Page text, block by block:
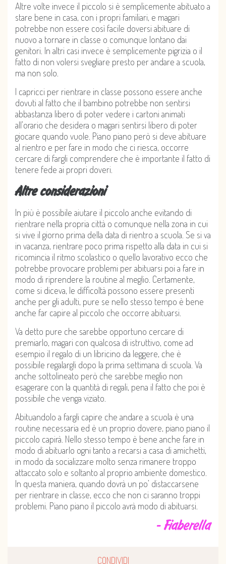
Altre volte invece il piccolo si è semplicemente abituato a
stare bene in casa, con i propri familiari, e magari
potrebbe non essere così facile doversi abituare di
nuovo a tornare in classe o comunque lontano dai
genitori. In altri casi invece è semplicemente pigrizia o il
fatto di non volersi svegliare presto per andare a scuola,
ma non solo.
I capricci per rientrare in classe possono essere anche
dovuti al fatto che il bambino potrebbe non sentirsi
abbastanza libero di poter vedere i cartoni animati
all’orario che desidera o magari sentirsi libero di poter
giocare quando vuole. Piano piano però si deve abituare
al rientro e per fare in modo che ci riesca, occorre
cercare di fargli comprendere che è importante il fatto di
tenere fede ai propri doveri.
Altre considerazioni
In più è possibile aiutare il piccolo anche evitando di
rientrare nella propria città o comunque nella zona in cui
si vive il giorno prima della data di rientro a scuola. Se si va
in vacanza, rientrare poco prima rispetto alla data in cui si
ricomincia il ritmo scolastico o quello lavorativo ecco che
potrebbe provocare problemi per abituarsi poi a fare in
modo di riprendere la routine al meglio. Certamente,
come si diceva, le difficoltà possono essere presenti
anche per gli adulti, pure se nello stesso tempo è bene
anche far capire al piccolo che occorre abituarsi.
Va detto pure che sarebbe opportuno cercare di
premiarlo, magari con qualcosa di istruttivo, come ad
esempio il regalo di un libricino da leggere, che è
possibile regalargli dopo la prima settimana di scuola. Va
anche sottolineato però che sarebbe meglio non
esagerare con la quantità di regali, pena il fatto che poi è
possibile che venga viziato.
Abituandolo a fargli capire che andare a scuola è una
routine necessaria ed è un proprio dovere, piano piano il
piccolo capirà. Nello stesso tempo è bene anche fare in
modo di abituarlo ogni tanto a recarsi a casa di amichetti,
in modo da socializzare molto senza rimanere troppo
attaccato solo e soltanto al proprio ambiente domestico.
In questa maniera, quando dovrà un po’ distaccarsene
per rientrare in classe, ecco che non ci saranno troppi
problemi. Piano piano il piccolo avrà modo di abituarsi.
- Fiaberella
CONDIVIDI